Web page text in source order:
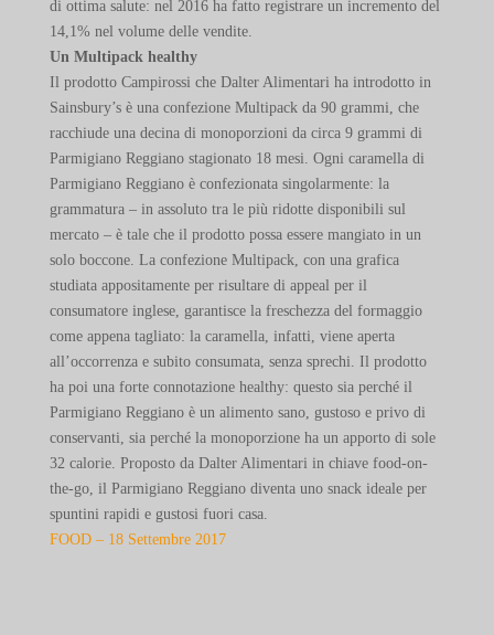
di ottima salute: nel 2016 ha fatto registrare un incremento del
14,1% nel volume delle vendite.
Un Multipack healthy
Il prodotto Campirossi che Dalter Alimentari ha introdotto in
Sainsbury’s è una confezione Multipack da 90 grammi, che
racchiude una decina di monoporzioni da circa 9 grammi di
Parmigiano Reggiano stagionato 18 mesi. Ogni caramella di
Parmigiano Reggiano è confezionata singolarmente: la
grammatura – in assoluto tra le più ridotte disponibili sul
mercato – è tale che il prodotto possa essere mangiato in un
solo boccone. La confezione Multipack, con una grafica
studiata appositamente per risultare di appeal per il
consumatore inglese, garantisce la freschezza del formaggio
come appena tagliato: la caramella, infatti, viene aperta
all’occorrenza e subito consumata, senza sprechi. Il prodotto
ha poi una forte connotazione healthy: questo sia perché il
Parmigiano Reggiano è un alimento sano, gustoso e privo di
conservanti, sia perché la monoporzione ha un apporto di sole
32 calorie. Proposto da Dalter Alimentari in chiave food-on-
the-go, il Parmigiano Reggiano diventa uno snack ideale per
spuntini rapidi e gustosi fuori casa.
FOOD – 18 Settembre 2017